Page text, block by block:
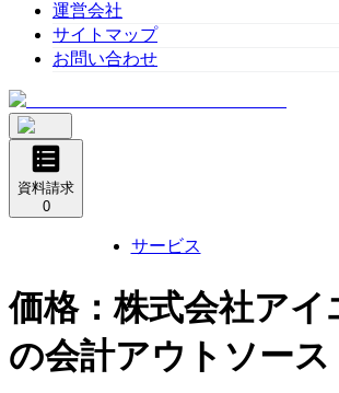
運営会社
サイトマップ
お問い合わせ
資料請求
0
サービス
価格：株式会社アイ
の会計アウトソース